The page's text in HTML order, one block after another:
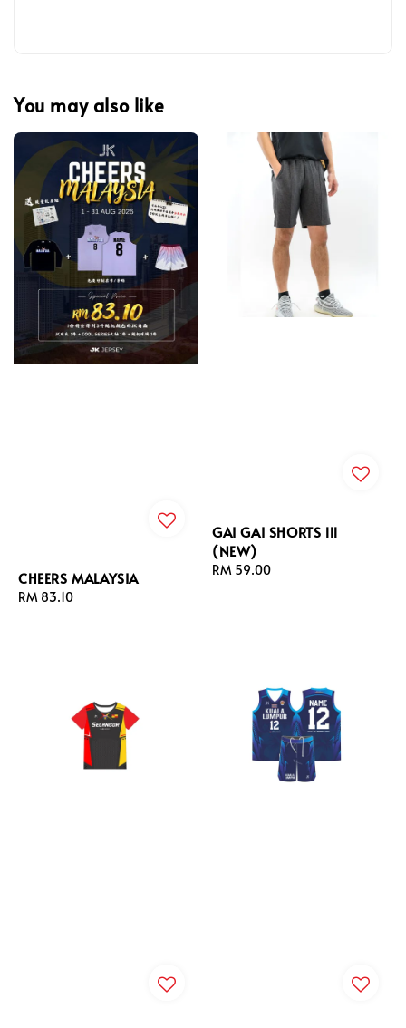
You may also like
CHEERS MALAYSIA
Regular
RM 83.10
GAI GAI SHORTS lll
(NEW)
Regular
RM 59.00